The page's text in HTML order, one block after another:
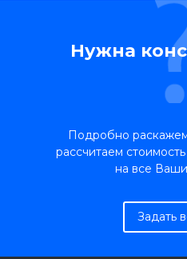
Нужна
Подробно
рассчитаем
на все
Задать